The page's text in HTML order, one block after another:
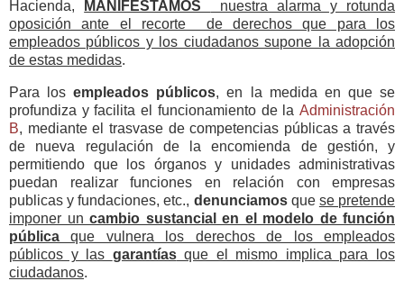
Hacienda,
MANIFESTAMOS
nuestra alarma y rotunda
oposición ante el recorte de derechos que para los
empleados públicos y los ciudadanos supone la adopción
de estas medidas.
Para losempleados públicos, en la medida en que se
profundiza y facilita el funcionamiento de la Administración
B, mediante el trasvase de competencias públicas a través
de nueva regulación de la encomienda de gestión, y
permitiendo que los órganos y unidades administrativas
puedan realizar funciones en relación con empresas
publicas y fundaciones, etc., denunciamosque se pretende
imponer un cambio sustancial en el modelo de función
pública que vulnera los derechos de los empleados
públicos y las garantíasque el mismo implica para los
ciudadanos.